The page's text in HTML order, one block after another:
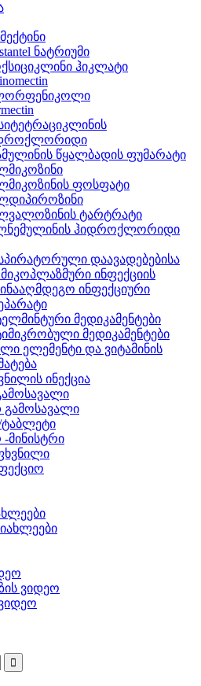
ნატრიუმი
ჰიკლატი
წყალბადის ფუმარატი
ფოსფატი
ტარტრატი
ჰიდროქლორიდი
დაავადებებისა
ინფექციის
ინფექციური
მედიკამენტები
მედიკამენტები
ელემენტი და ვიტამინის
ინექცია
გამოსავალი
მინისტრი
ვიდეო